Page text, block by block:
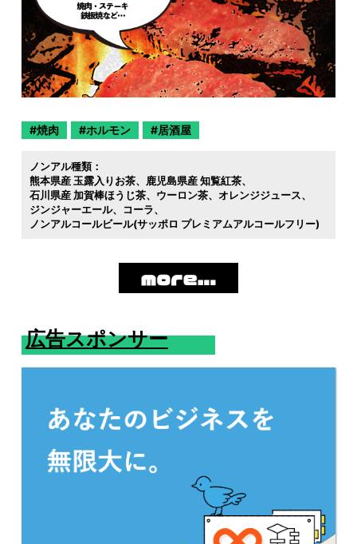
焼肉 ホルモン 居酒屋
ノンアル種類：
熊本県産 玉露入りお茶
鹿児島県産 知覧紅茶
石川県産 加賀棒ほうじ茶
ウーロン茶
オレンジジュース
ジンジャーエール
コーラ
ノンアルコールビール(サッポロ プレミアムアルコールフリー)
広告スポンサー